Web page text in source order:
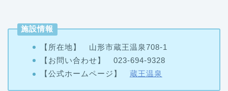
施設情報
【所在地】 山形市蔵王温泉708-1
【お問い合わせ】 023-694-9328
【公式ホームページ】 蔵王温泉